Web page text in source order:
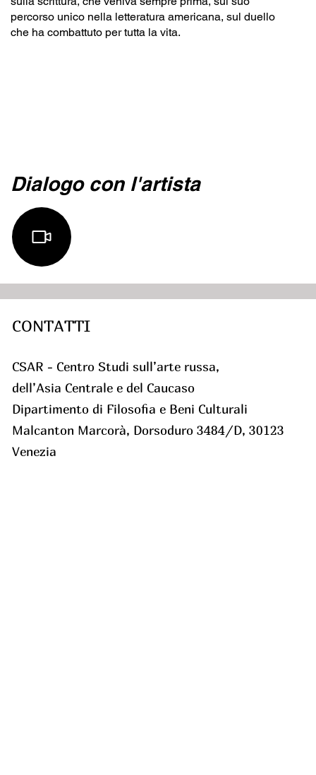
percorso unico nella letteratura americana, sul duello
che ha combattuto per tutta la vita.
Dialogo con l'artista
CONTATTI
CSAR - Centro Studi sull’arte russa,
dell’Asia Centrale e del Caucaso
Dipartimento di Filosofia e Beni Culturali
Malcanton Marcorà, Dorsoduro 3484/D, 30123
Venezia